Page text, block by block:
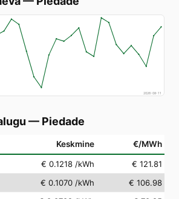
2026-08-11
— Piedade
Keskmine €/MWh
€ 0.1218 /kWh
€ 121.81
€ 0.1070 /kWh
€ 106.98